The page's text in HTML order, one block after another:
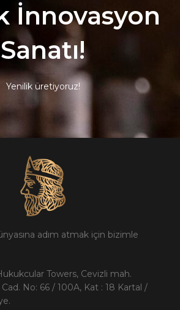
İnnovasyon
Sanatı!
Yenilik üretiyoruz!
adım atmak için bizimle
Towers, Cevizli mah.
No: 66 / 100A, Kat : 18 Kartal /